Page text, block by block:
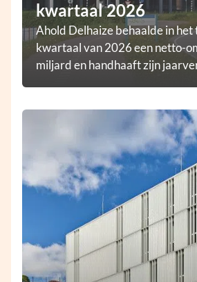
kwartaal 2026
Ahold Delhaize behaalde in het
kwartaal van 2026 een netto-
miljard en handhaaft zijn